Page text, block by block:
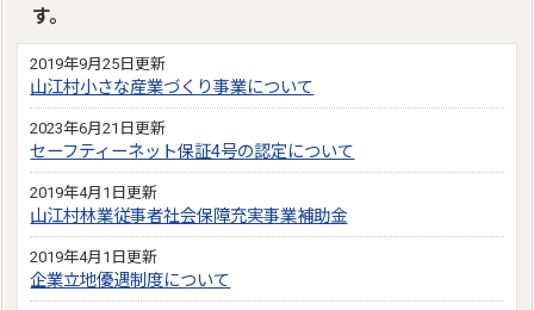
す。
2019年9月25日更新
山江村小さな産業づくり事業について
2023年6月21日更新
セーフティーネット保証4号の認定について
2019年4月1日更新
山江村林業従事者社会保障充実事業補助金
2019年4月1日更新
企業立地優遇制度について